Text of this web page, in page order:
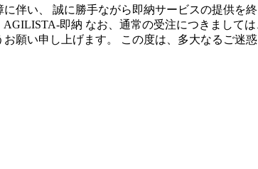
伴い、 誠に勝手ながら即納サービスの提供を
即納 なお、通常の受注につきまして
願い申し上げます。 この度は、多大なるご迷